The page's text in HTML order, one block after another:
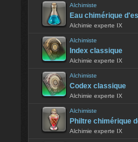
Alchimiste
Eau chimérique
Alchimie experte IX
Alchimiste
Index classique
Alchimie experte IX
Alchimiste
Codex classique
Alchimie experte IX
Alchimiste
Philtre chimérique
Alchimie experte IX